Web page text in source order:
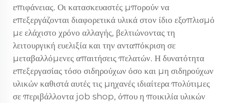
επιφάνειας. Οι κατασκευαστές μπορούν να
επεξεργάζονται διαφορετικά υλικά στον ίδιο εξοπλισμό
με ελάχιστο χρόνο αλλαγής, βελτιώνοντας τη
λειτουργική ευελιξία και την ανταπόκριση σε
μεταβαλλόμενες απαιτήσεις πελατών. Η δυνατότητα
επεξεργασίας τόσο σιδηρούχων όσο και μη σιδηρούχων
υλικών καθιστά αυτές τις μηχανές ιδιαίτερα πολύτιμες
σε περιβάλλοντα job shop, όπου η ποικιλία υλικών